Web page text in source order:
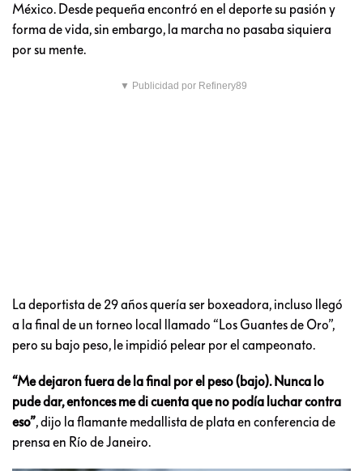
México. Desde pequeña encontró en el deporte su pasión y
forma de vida, sin embargo, la marcha no pasaba siquiera
por su mente.
▼ Publicidad por Refinery89
La deportista de 29 años quería ser boxeadora, incluso llegó
a la final de un torneo local llamado “Los Guantes de Oro”,
pero su bajo peso, le impidió pelear por el campeonato.
“Me dejaron fuera de la final por el peso (bajo). Nunca lo
pude dar, entonces me di cuenta que no podía luchar contra
eso”, dijo la flamante medallista de plata en conferencia de
prensa en Río de Janeiro.